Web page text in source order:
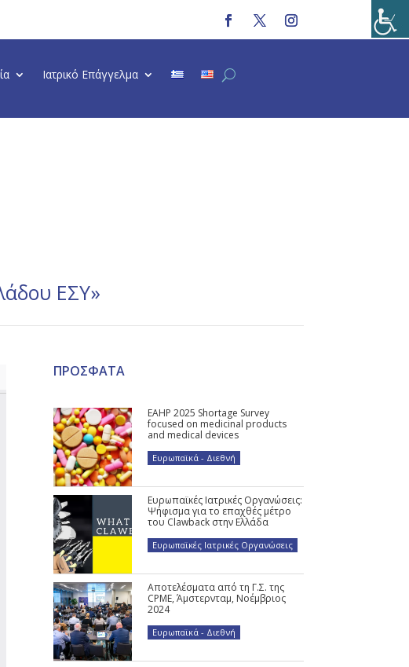
Ιατρικό Επάγγελμα
ΕΣΥ»
ΠΡΟΣΦΑΤΑ
EAHP 2025 Shortage Survey
focused on medicinal products
and medical devices
Ευρωπαϊκά - Διεθνή
Ευρωπαϊκές Ιατρικές Οργανώσεις:
Ψήφισμα για το επαχθές μέτρο
του Clawback στην Ελλάδα
Ευρωπαϊκές Ιατρικές Οργανώσεις
Αποτελέσματα από τη Γ.Σ. της
CPME, Άμστερνταμ, Νοέμβριος
2024
Ευρωπαϊκά - Διεθνή